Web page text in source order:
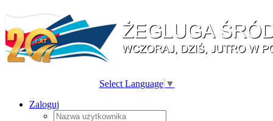
Select Language ▼
Zaloguj